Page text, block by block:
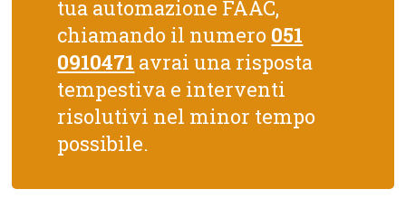
tua automazione FAAC,
chiamando il numero 051
0910471 avrai una risposta
tempestiva e interventi
risolutivi nel minor tempo
possibile.